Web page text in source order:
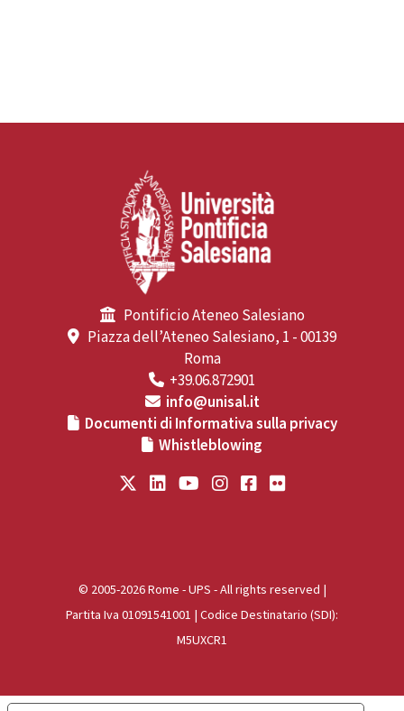
Pontificio Ateneo Salesiano
Piazza dell’Ateneo Salesiano, 1 - 00139
Roma
+39.06.872901
info@unisal.it
Documenti di Informativa sulla privacy
Whistleblowing
© 2005-2026 Rome - UPS - All rights reserved |
Partita Iva 01091541001 | Codice Destinatario (SDI):
M5UXCR1